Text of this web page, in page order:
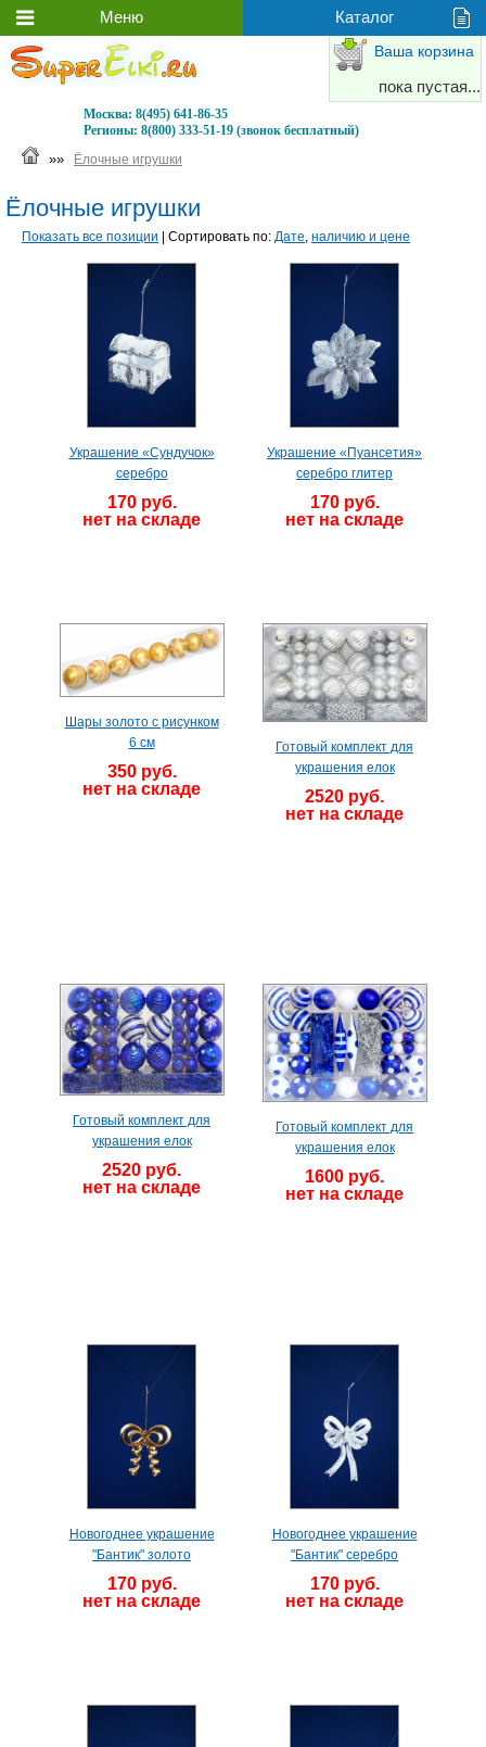
Москва: 8(495) 641-86-35
Регионы: 8(800) 333-51-19 (звонок бесплатный)
Ваша корзина
пока пустая...
»» Ёлочные игрушки
Ёлочные игрушки
Показать все позиции | Сортировать по: Дате, наличию и цене
Украшение «Сундучок»
серебро
170 руб.
нет на складе
Украшение «Пуансетия»
серебро глитер
170 руб.
нет на складе
Шары золото с рисунком
6 см
350 руб.
нет на складе
Готовый комплект для
украшения елок
2520 руб.
нет на складе
Готовый комплект для
украшения елок
2520 руб.
нет на складе
Готовый комплект для
украшения елок
1600 руб.
нет на складе
Новогоднее украшение
"Бантик" золото
170 руб.
нет на складе
Новогоднее украшение
"Бантик" серебро
170 руб.
нет на складе